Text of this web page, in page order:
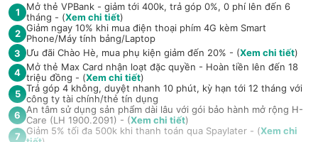
1
Mở thẻ VPBank - giảm tới 400k, trả góp 0%, 0 phí lên đến 6
tháng - (Xem chi tiết)
2 Giảm ngay 10% khi mua điện thoại phím 4G kèm Smart
Phone/Máy tính bảng/Laptop
3
Ưu đãi Chào Hè, mua phụ kiện giảm đến 20% - (Xem chi tiết)
4 Mở thẻ Max Card nhận loạt đặc quyền - Hoàn tiền lên đến 18
triệu đồng - (Xem chi tiết)
5 Trả góp 4 không, duyệt nhanh 10 phút, kỳ hạn tới 12 tháng với
công ty tài chính/thẻ tín dụng
6 An tâm sử dụng sản phẩm dài lâu với gói bảo hành mở rộng H-
Care (LH 1900.2091) - (Xem chi tiết)
7 Giảm 5% tối đa 500k khi thanh toán qua Spaylater - (Xem chi